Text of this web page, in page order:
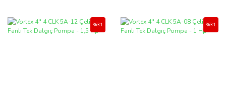
%31 %31